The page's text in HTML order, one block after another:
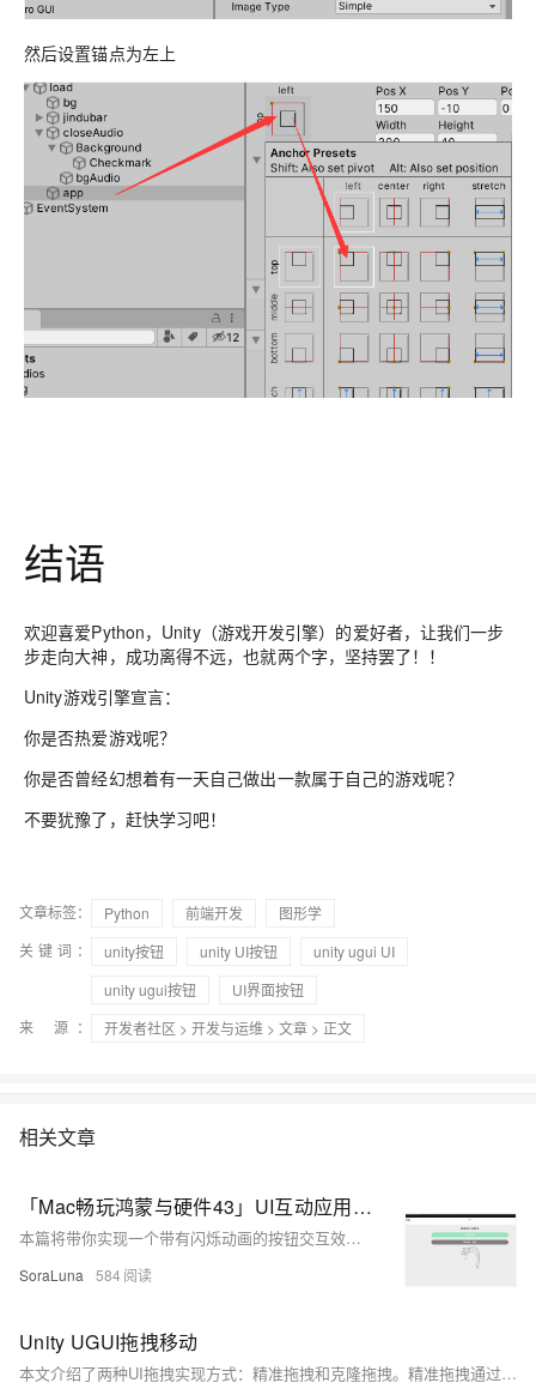
然后设置锚点为左上
结语
欢迎喜爱Python，Unity（游戏开发引擎）的爱好者，让我们一步
步走向大神，成功离得不远，也就两个字，坚持罢了！！
Unity游戏引擎宣言：
你是否热爱游戏呢？
你是否曾经幻想着有一天自己做出一款属于自己的游戏呢？
不要犹豫了，赶快学习吧！
文章标签： Python 前端开发
图形学
关键词：
unity按钮 unity UI按钮
unity ugui UI
unity ugui按钮
UI界面按钮
来 源：
开发者社区 > 开发与运维 > 文章 > 正文
相关文章
「Mac畅玩鸿蒙与硬件43」UI互动应用篇20 - 闪烁按钮效果
本篇将带你实现一个带有闪烁动画的按钮交互效果。通过动态改变按钮颜色，用户可以在视觉上感受到按钮的闪烁效果，提升界面互动体验。
SoraLuna 584
Unity UGUI拖拽移动
本文介绍了两种UI拖拽实现方式：精准拖拽和克隆拖拽。精准拖拽通过计算鼠标点击点与UI中心的偏移量，使UI跟随鼠标移动，适用于需要精确控制的场景。代码中通过`IBeginDragHandler`、`IDragHandler`和`IEndDragHandler`接口实现拖拽逻辑。克隆拖拽则在拖拽时克隆一个UI对象，使其跟随鼠标移动，适合视觉效果需求较高的场景。代码中同样使用上述接口，并在拖拽结束时销毁克隆对象。具体实现可参考提供的代码示例。